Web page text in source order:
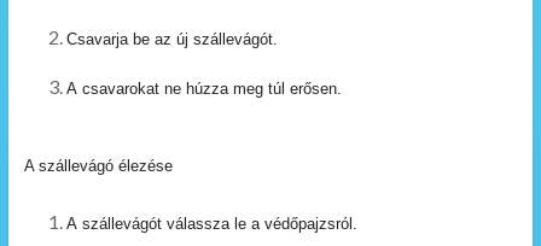
Csavarja be az új szállevágót.
A csavarokat ne húzza meg túl erősen.
A szállevágó élezése
A szállevágót válassza le a védőpajzsról.